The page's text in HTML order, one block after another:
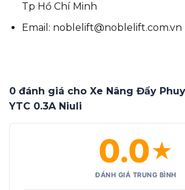
Tp Hồ Chí Minh
Email: noblelift@noblelift.com.vn
0 đánh giá cho Xe Nâng Đẩy
YTC 0.3A Niuli
0.0★
ĐÁNH GIÁ TRUNG BÌNH